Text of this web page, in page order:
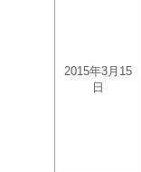
2015年3月15
日